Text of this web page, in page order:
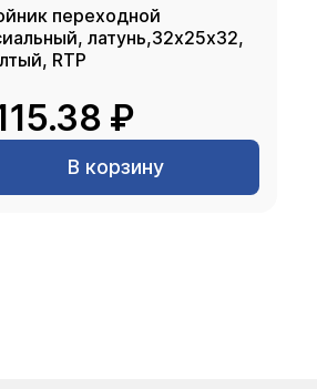
переходной
латунь,32х25х32,
RTP
₽
В корзину